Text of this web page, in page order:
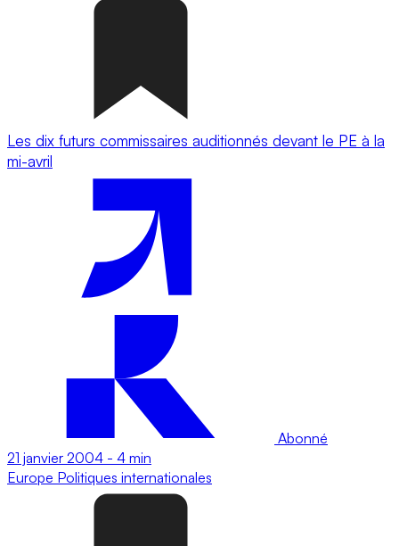
Les dix futurs commissaires auditionnés devant le PE à la
mi-avril
Abonné
21 janvier 2004 - 4 min
Europe Politiques internationales